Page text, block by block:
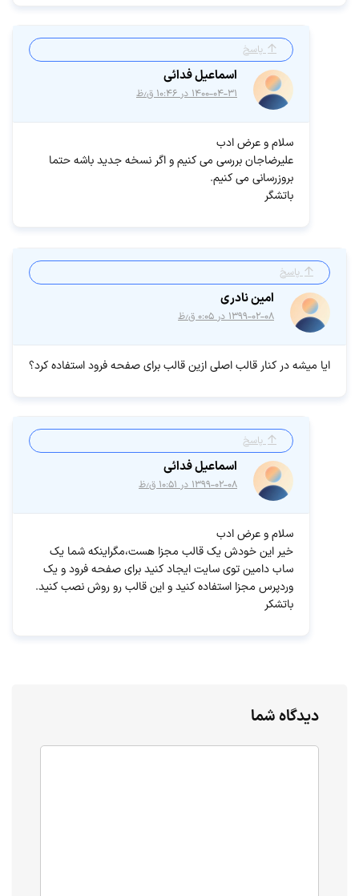
پاسخ
اسماعیل فدائی
۱۴۰۰-۰۴-۳۱ در ۱۰:۴۶ ق٫ظ
سلام و عرض ادب
علیرضاجان بررسی می کنیم و اگر نسخه جدید باشه حتما
بروزرسانی می کنیم.
باتشگر
پاسخ
امین نادری
۱۳۹۹-۰۲-۰۸ در ۰:۰۵ ق٫ظ
ایا میشه در کنار قالب اصلی ازین قالب برای صفحه فرود استفاده کرد؟
پاسخ
اسماعیل فدائی
۱۳۹۹-۰۲-۰۸ در ۱۰:۵۱ ق٫ظ
سلام و عرض ادب
خیر این خودش یک قالب مجزا هست،مگراینکه شما یک
ساب دامین توی سایت ایجاد کنید برای صفحه فرود و یک
وردپرس مجزا استفاده کنید و این قالب رو روش نصب کنید.
باتشکر
دیدگاه شما